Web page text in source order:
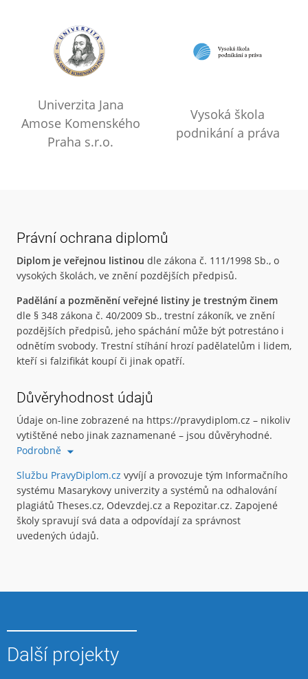
Univerzita Jana
Amose Komenského
Praha s.r.o.
Vysoká škola
podnikání a práva
Právní ochrana diplomů
Diplom je veřejnou listinou dle zákona č. 111/1998 Sb., o
vysokých školách, ve znění pozdějších předpisů.
Padělání a pozměnění veřejné listiny je trestným činem
dle § 348 zákona č. 40/2009 Sb., trestní zákoník, ve znění
pozdějších předpisů, jeho spáchání může být potrestáno i
odnětím svobody. Trestní stíhání hrozí padělatelům i lidem,
kteří si falzifikát koupí či jinak opatří.
Důvěryhodnost údajů
Údaje on-line zobrazené na https://pravydiplom.cz – nikoliv
vytištěné nebo jinak zaznamenané – jsou důvěryhodné.
Podrobně
Službu PravyDiplom.cz vyvíjí a provozuje tým Informačního
systému Masarykovy univerzity a systémů na odhalování
plagiátů Theses.cz, Odevzdej.cz a Repozitar.cz. Zapojené
školy spravují svá data a odpovídají za správnost
uvedených údajů.
Další projekty